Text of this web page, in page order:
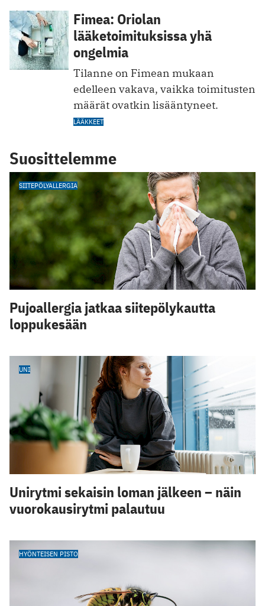
Fimea: Oriolan
lääketoimituksissa yhä
ongelmia
Tilanne on Fimean mukaan
edelleen vakava, vaikka toimitusten
määrät ovatkin lisääntyneet.
LÄÄKKEET
Suosittelemme
SIITEPÖLYALLERGIA
Pujoallergia jatkaa siitepölykautta
loppukesään
UNI
Unirytmi sekaisin loman jälkeen – näin
vuorokausirytmi palautuu
HYÖNTEISEN PISTO